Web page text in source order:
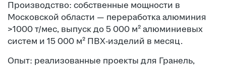
Производство: собственные мощности в
Московской области — переработка алюминия
>1000 т/мес, выпуск до 5 000 м² алюминиевых
систем и 15 000 м² ПВХ-изделий в месяц.
Опыт: реализованные проекты для Гранель,